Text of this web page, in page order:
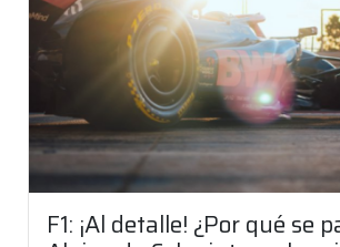
F1: ¡Al detalle! ¿Por qué se